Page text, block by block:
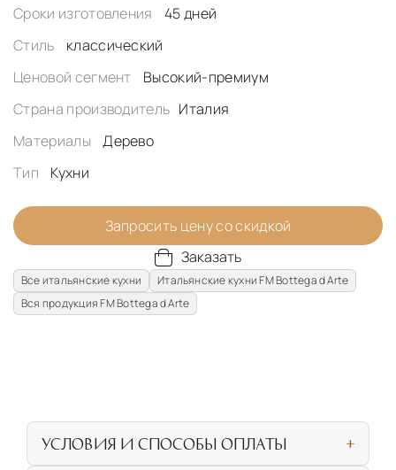
Сроки изготовления
45 дней
Стиль
классический
Ценовой сегмент
Высокий-премиум
Страна производитель Италия
Материалы
Дерево
Тип
Кухни
Запросить цену со скидкой
Заказать
Все итальянские кухни
Итальянские кухни FM Bottega d Arte
Вся продукция FM Bottega d Arte
УСЛОВИЯ И СПОСОБЫ ОПЛАТЫ